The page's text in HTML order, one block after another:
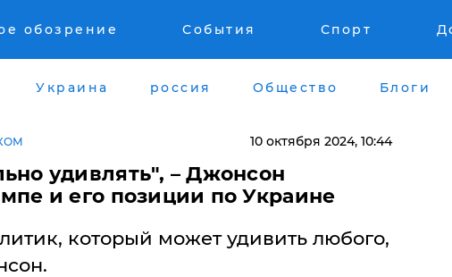
обозрение События Спорт
Украина россия Общество Блоги
10 октября 2024, 10:44
удивлять", – Джонсон
и его позиции по Украине
который может удивить любого,